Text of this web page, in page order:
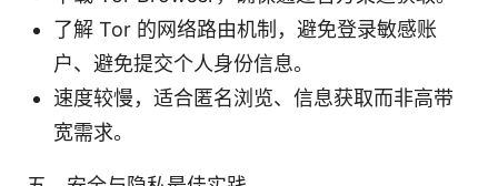
了解 Tor 的网络路由机制，避免登录敏感账
户、避免提交个人身份信息。
速度较慢，适合匿名浏览、信息获取而非高带
宽需求。